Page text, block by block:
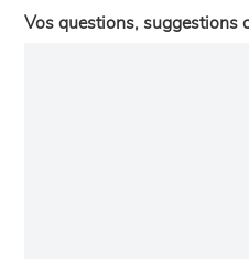
Vos questions, suggestions